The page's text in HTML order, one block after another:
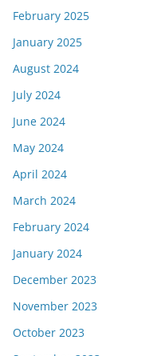
February 2025
January 2025
August 2024
July 2024
June 2024
May 2024
April 2024
March 2024
February 2024
January 2024
December 2023
November 2023
October 2023